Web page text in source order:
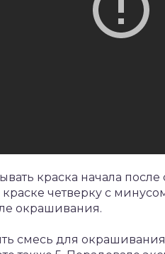
краска начала после
четверку с
окрашивания.
смесь для